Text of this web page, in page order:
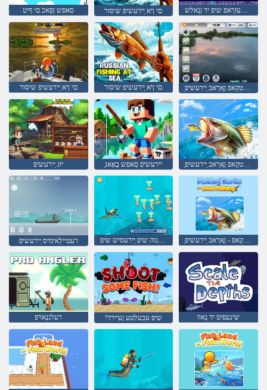
סַאּפש ןּפַאכ םי ףיט םי ןיא ַיירעשיפ שיסור שינעעזרַאפ שיפ יד ןגָאלש
םי ןיא ַיירעשיפ שיסור םי ןיא ַיירעשיפ שיסור ַיירעשיפ שיטקַאפ ןָארַאב ַיירעשיפ
יוג ַיירעשיפ ַיירעשיפ סַאּפש בָאָאנ
רעטיילַאימיס ַיירעשיפ רעטנוה שיפ ַיירעסיש שיפ ַיירעשיפ שיטקַאפ - ןָארַאב ַיירעשיפ
רעלגנָארּפ !שיפ עכעלטע ןעיירד שינעפיט יד גָאוו